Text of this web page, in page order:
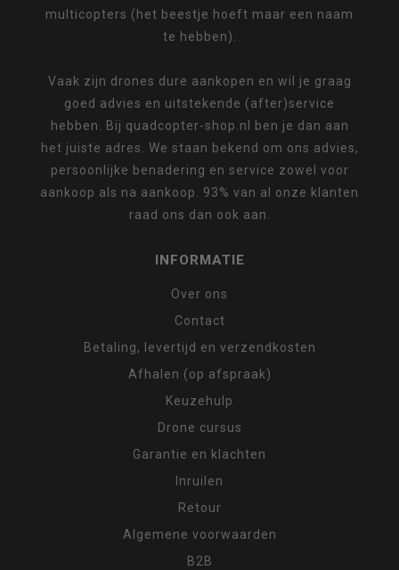
multicopters (het beestje hoeft maar een naam
te hebben).
Vaak zijn drones dure aankopen en wil je graag
goed advies en uitstekende (after)service
hebben. Bij quadcopter-shop.nl ben je dan aan
het juiste adres. We staan bekend om ons advies,
persoonlijke benadering en service zowel voor
aankoop als na aankoop. 93% van al onze klanten
raad ons dan ook aan.
INFORMATIE
Over ons
Contact
Betaling, levertijd en verzendkosten
Afhalen (op afspraak)
Keuzehulp
Drone cursus
Garantie en klachten
Inruilen
Retour
Algemene voorwaarden
B2B